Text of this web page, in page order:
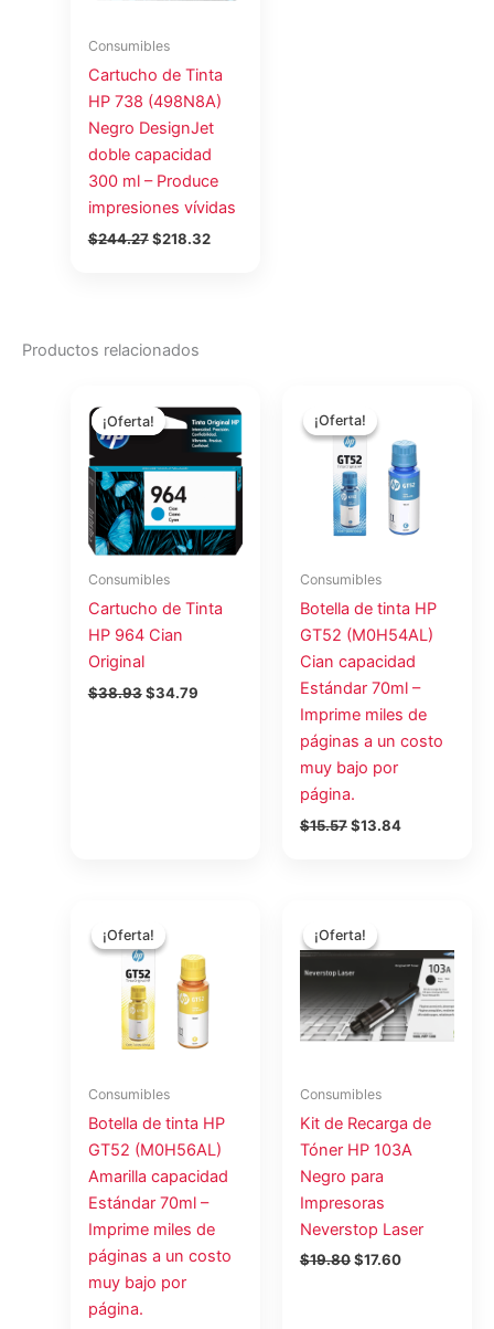
Consumibles
Cartucho de Tinta
HP 738 (498N8A)
Negro DesignJet
doble capacidad
300 ml – Produce
impresiones vívidas
$244.27 $218.32
Productos relacionados
¡Oferta!
¡Oferta!
Consumibles
Cartucho de Tinta
HP 964 Cian
Original
$38.93
precio
original
$38.93.
$34.79
precio
actual
es:
$34.79.
¡Oferta!
¡Oferta!
Consumibles
Botella de tinta HP
GT52 (M0H54AL)
Cian capacidad
Estándar 70ml –
Imprime miles de
páginas a un costo
muy bajo por
página.
$15.57
precio
original
era:
$15.57.
$13.84
es:
$13.84.
¡Oferta!
¡Oferta!
Consumibles
Botella de tinta HP
GT52 (M0H56AL)
Amarilla capacidad
Estándar 70ml –
Imprime miles de
páginas a un costo
muy bajo por
página.
precio
original
era:
$15.75.
es:
$14.00.
¡Oferta!
¡Oferta!
Consumibles
Kit de Recarga de
Tóner HP 103A
Negro para
Impresoras
Neverstop Laser
$19.80
precio
original
$17.60
es:
$17.60.